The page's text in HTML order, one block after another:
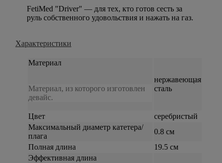
FetiMed "Driver" — для тех, кто готов сесть за
руль собственного удовольствия и нажать на газ.
Характеристики
Материал
Материал, из которого изготовлен
девайс.
нержавеющая
сталь
Цвет
серебристый
Максимальный диаметр катетера/
плага
0.8 см
Полная длина
19.5 см
Эффективная длина